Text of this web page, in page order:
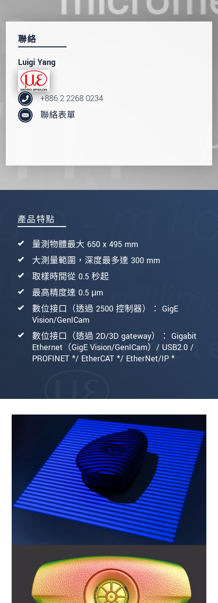
產品特點
量測物體最大 650 x 495 mm
大測量範圍，深度最多達 300 mm
取樣時間從 0.5 秒起
最高精度達 0.5 μm
數位接口（透過 2500 控制器）： GigE
Vision/GenICam
數位接口（透過 2D/3D gateway）： Gigabit
Ethernet（GigE Vision/GenICam）/ USB2.0 /
PROFINET */ EtherCAT */ EtherNet/IP *
聯絡
Luigi Yang
+886 2 2268 0234
聯絡表單